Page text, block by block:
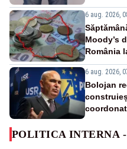
6 aug. 2026,
Moody’s
România
6 aug. 2026,
Bolojan
POLITICA INTERNA